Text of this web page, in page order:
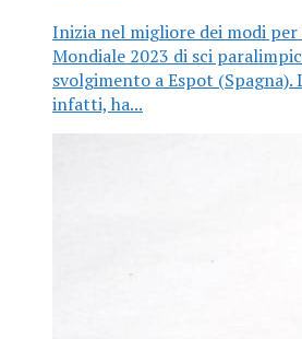
Inizia nel migliore dei modi
Mondiale 2023 di sci
svolgimento a Espot (Spagna).
infatti, ha...